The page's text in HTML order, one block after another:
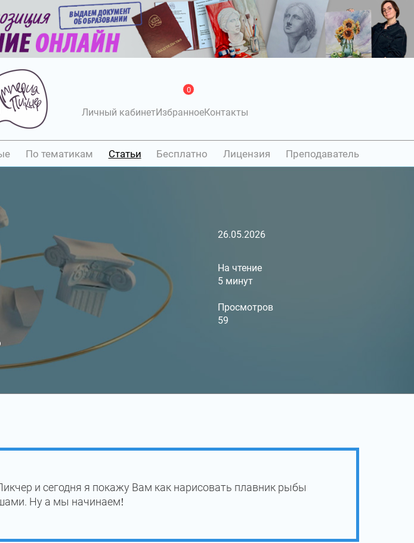
Личный кабинетИзбранное
0
Контакты
По тематикам Статьи Бесплатно Лицензия Преподаватель
26.05.2026
На чтение
5 минут
Просмотров
59
и сегодня я покажу Вам как нарисовать плавник рыбы
Ну а мы начинаем!